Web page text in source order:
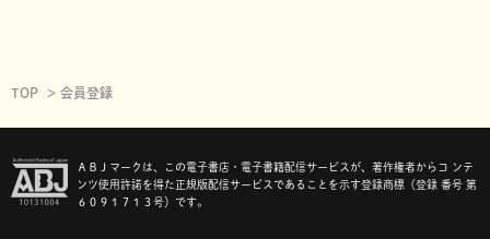
TOP 会員登録
ＡＢＪマークは、この電子書店・電子書籍配信サービスが、著作権者からコ ンテ
ンツ使用許諾を得た正規版配信サービスであることを示す登録商標（登録 番号 第
６０９１７１３号）です。